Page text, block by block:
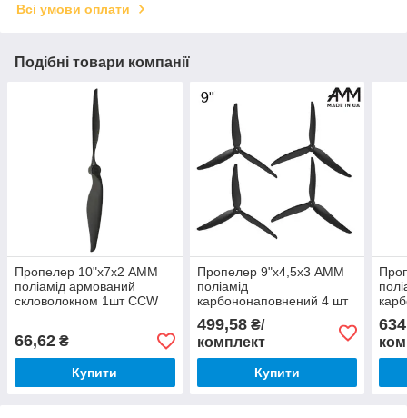
Всі умови оплати
Подібні товари компанії
Пропелер 10"х7х2 АММ
поліамід армований
скловолокном 1шт CСW
66,62 ₴
Купити
Пропелер 9"х4,5х3 АММ
поліамід
карбононаповнений 4 шт
(2-CW, 2-CCW)
499,58₴/
комплект
Купити
(2-